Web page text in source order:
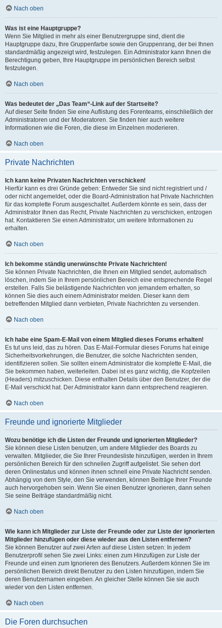
Nach oben
Was ist eine Hauptgruppe?
Wenn Sie Mitglied in mehr als einer Benutzergruppe sind, dient die
Hauptgruppe dazu, Ihre Gruppenfarbe sowie den Gruppenrang, der bei Ihnen
standardmäßig angezeigt wird, festzulegen. Ein Administrator kann Ihnen die
Berechtigung geben, Ihre Hauptgruppe im persönlichen Bereich selbst
festzulegen.
Nach oben
Was bedeutet der „Das Team“-Link auf der Startseite?
Auf dieser Seite finden Sie eine Auflistung des Forenteams, einschließlich der
Administratoren und der Moderatoren. Sie finden hier auch weitere
Informationen wie die Foren, die diese im Einzelnen moderieren.
Nach oben
Private Nachrichten
Ich kann keine Privaten Nachrichten verschicken!
Hierfür kann es drei Gründe geben: Entweder Sie sind nicht registriert und /
oder nicht angemeldet, oder die Board-Administration hat Private Nachrichten
für das komplette Forum ausgeschaltet. Außerdem könnte es sein, dass der
Administrator Ihnen das Recht, Private Nachrichten zu verschicken, entzogen
hat. Kontaktieren Sie einen Administrator, um weitere Informationen zu
erhalten.
Nach oben
Ich bekomme ständig unerwünschte Private Nachrichten!
Sie können Private Nachrichten, die Ihnen ein Mitglied sendet, automatisch
löschen, indem Sie in Ihrem persönlichen Bereich eine entsprechende Regel
erstellen. Falls Sie belästigende Nachrichten von jemandem erhalten, so
können Sie dies auch einem Administrator melden. Dieser kann dem
betreffenden Mitglied dann verbieten, Private Nachrichten zu versenden.
Nach oben
Ich habe eine Spam-E-Mail von einem Mitglied dieses Forums erhalten!
Es tut uns leid, das zu hören. Das E-Mail-Formular dieses Forums hat einige
Sicherheitsvorkehrungen, die Benutzer, die solche Nachrichten senden,
identifizieren sollen. Sie sollten einem Administrator die komplette E-Mail, die
Sie bekommen haben, weiterleiten. Dabei ist es ganz wichtig, die Kopfzeilen
(Headers) mitzuschicken. Diese enthalten Details über den Benutzer, der die
E-Mail verschickt hat. Der Administrator kann dann entsprechend reagieren.
Nach oben
Freunde und ignorierte Mitglieder
Wozu benötige ich die Listen der Freunde und ignorierten Mitglieder?
Sie können diese Listen benutzen, um andere Mitglieder des Boards zu
verwalten. Mitglieder, die Sie Ihrer Freundesliste hinzufügen, werden in Ihrem
persönlichen Bereich für den schnellen Zugriff aufgelistet. Sie sehen dort
deren Onlinestatus und können ihnen schnell eine Private Nachricht senden.
Abhängig von dem Style, den Sie verwenden, können Beiträge Ihrer Freunde
auch hervorgehoben sein. Wenn Sie einen Benutzer ignorieren, dann sehen
Sie seine Beiträge standardmäßig nicht.
Nach oben
Wie kann ich Mitglieder zur Liste der Freunde oder zur Liste der ignorierten
Mitglieder hinzufügen oder diese wieder aus den Listen entfernen?
Sie können Benutzer auf zwei Arten auf diese Listen setzen: In jedem
Benutzerprofil sehen Sie zwei Links: einen zum Hinzufügen zur Liste der
Freunde und einen zum Ignorieren des Benutzers. Außerdem können Sie im
persönlichen Bereich direkt Benutzer zu den Listen hinzufügen, indem Sie
deren Benutzernamen eingeben. An gleicher Stelle können Sie sie auch
wieder von den Listen entfernen.
Nach oben
Die Foren durchsuchen